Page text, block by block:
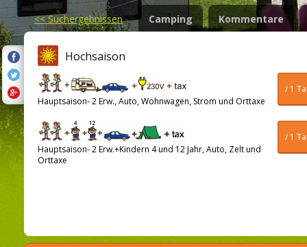
<<Suchergebnissen Camping Kommentare
Hochsaison
/ 1
Hauptsaison- 2 Erw., Auto, Wohnwagen, Strom und Orttaxe
/ 1
Hauptsaison- 2 Erw.+Kindern 4 und 12 Jahr, Auto, Zelt und
Orttaxe